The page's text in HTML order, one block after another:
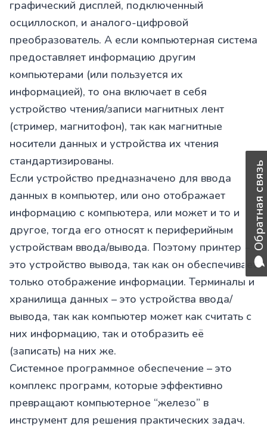
графический дисплей, подключенный
осциллоскоп, и аналого-цифровой
преобразователь. А если компьютерная система
предоставляет информацию другим
компьютерами (или пользуется их
информацией), то она включает в себя
устройство чтения/записи магнитных лент
(стример, магнитофон), так как магнитные
носители данных и устройства их чтения
стандартизированы.
Если устройство предназначено для ввода
данных в компьютер, или оно отображает
информацию с компьютера, или может и то и
другое, тогда его относят к периферийным
устройствам ввода/вывода. Поэтому принтер –
это устройство вывода, так как он обеспечивает
только отображение информации. Терминалы и
хранилища данных – это устройства ввода/
вывода, так как компьютер может как считать с
них информацию, так и отобразить её
(записать) на них же.
Системное программное обеспечение – это
комплекс программ, которые эффективно
превращают компьютерное “железо” в
инструмент для решения практических задач.
Обратная связь